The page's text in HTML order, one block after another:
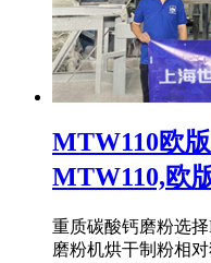
MTW110欧
MTW110,欧
重质碳酸钙磨粉选
磨粉机烘干制粉相